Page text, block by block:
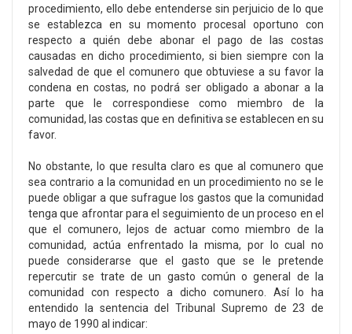
procedimiento, ello debe entenderse sin perjuicio de lo que
se establezca en su momento procesal oportuno con
respecto a quién debe abonar el pago de las costas
causadas en dicho procedimiento, si bien siempre con la
salvedad de que el comunero que obtuviese a su favor la
condena en costas, no podrá ser obligado a abonar a la
parte que le correspondiese como miembro de la
comunidad, las costas que en definitiva se establecen en su
favor.
No obstante, lo que resulta claro es que al comunero que
sea contrario a la comunidad en un procedimiento no se le
puede obligar a que sufrague los gastos que la comunidad
tenga que afrontar para el seguimiento de un proceso en el
que el comunero, lejos de actuar como miembro de la
comunidad, actúa enfrentado la misma, por lo cual no
puede considerarse que el gasto que se le pretende
repercutir se trate de un gasto común o general de la
comunidad con respecto a dicho comunero. Así lo ha
entendido la sentencia del Tribunal Supremo de 23 de
mayo de 1990 al indicar: